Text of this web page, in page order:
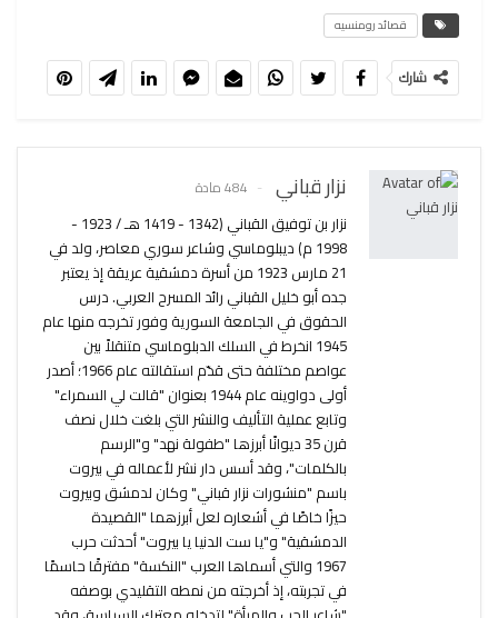
قصائد رومنسيه
شارك
نزار قباني 484 مادة
نزار بن توفيق القباني (1342 - 1419 هـ / 1923 -
1998 م) ديبلوماسي وشاعر سوري معاصر، ولد في
21 مارس 1923 من أسرة دمشقية عريقة إذ يعتبر
جده أبو خليل القباني رائد المسرح العربي. درس
الحقوق في الجامعة السورية وفور تخرجه منها عام
1945 انخرط في السلك الدبلوماسي متنقلاً بين
عواصم مختلفة حتى قدّم استقالته عام 1966؛ أصدر
أولى دواوينه عام 1944 بعنوان "قالت لي السمراء"
وتابع عملية التأليف والنشر التي بلغت خلال نصف
قرن 35 ديوانًا أبرزها "طفولة نهد" و"الرسم
بالكلمات"، وقد أسس دار نشر لأعماله في بيروت
باسم "منشورات نزار قباني" وكان لدمشق وبيروت
حيزًا خاصًا في أشعاره لعل أبرزهما "القصيدة
الدمشقية" و"يا ست الدنيا يا بيروت" أحدثت حرب
1967 والتي أسماها العرب "النكسة" مفترقًا حاسمًا
في تجربته، إذ أخرجته من نمطه التقليدي بوصفه